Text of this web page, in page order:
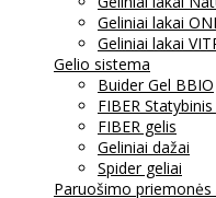
Geliniai lakai
Geliniai lakai
Gelio sistema
Buider Gel BBIO
FIBER
FIBER gelis
Geliniai dažai
Spider geliai
Paruošimo